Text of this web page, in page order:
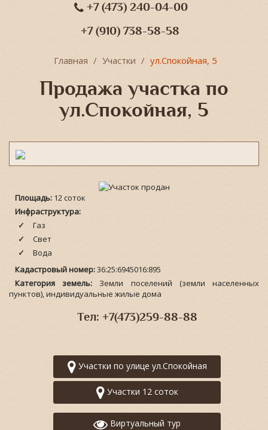
+7 (473) 240-04-00
+7 (910) 738-58-58
Главная Участки ул.Спокойная, 5
Продажа участка по
ул.Спокойная, 5
Площадь: 12 соток
Инфраструктура:
Газ
Свет
Вода
Кадастровый номер:36:25:6945016:895
Категория земель: Земли поселений (земли населенных
пунктов), индивидуальные жилые дома
Тел: +7(473)259-88-88
Участки по улице ул.Спокойная
Участки 12 соток
Виртуальный тур